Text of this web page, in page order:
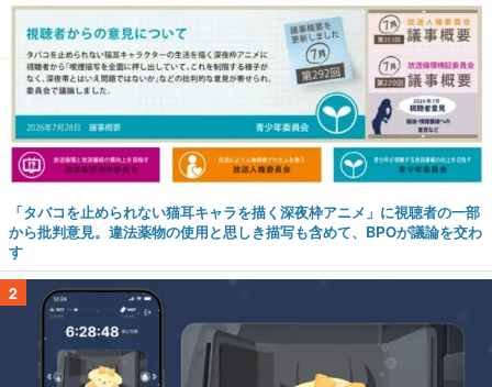
「タバコを止められない猫耳キャラを描く深夜枠アニメ」に視聴者の一部
から批判意見。違法薬物の使用と思しき描写も含めて、BPOが議論を交わ
す
2